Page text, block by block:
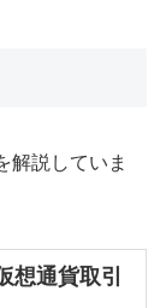
解説していま
想通貨取引